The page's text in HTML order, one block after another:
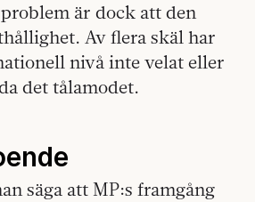
är dock att den
Av flera skäl har
nivå inte velat eller
det tålamodet.
säga att MP:s framgång